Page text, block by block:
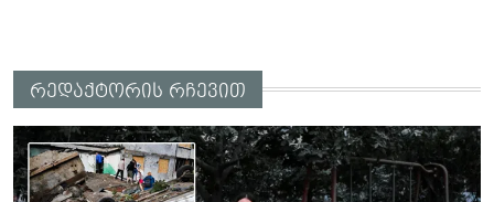
რედაქტორის რჩევით